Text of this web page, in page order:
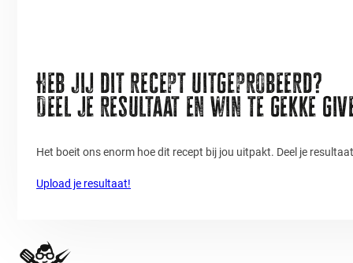
Heb jij dit recept uitgeprobeerd?
Deel je resultaat en win te gekke
Het boeit ons enorm hoe dit recept bij jou uitpakt. Deel je
Upload je resultaat!